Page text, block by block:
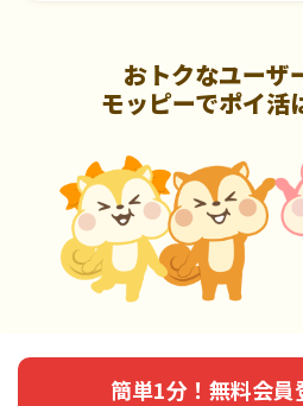
おトクなユーザ
モッピーでポイ活
簡単1分！無料会員